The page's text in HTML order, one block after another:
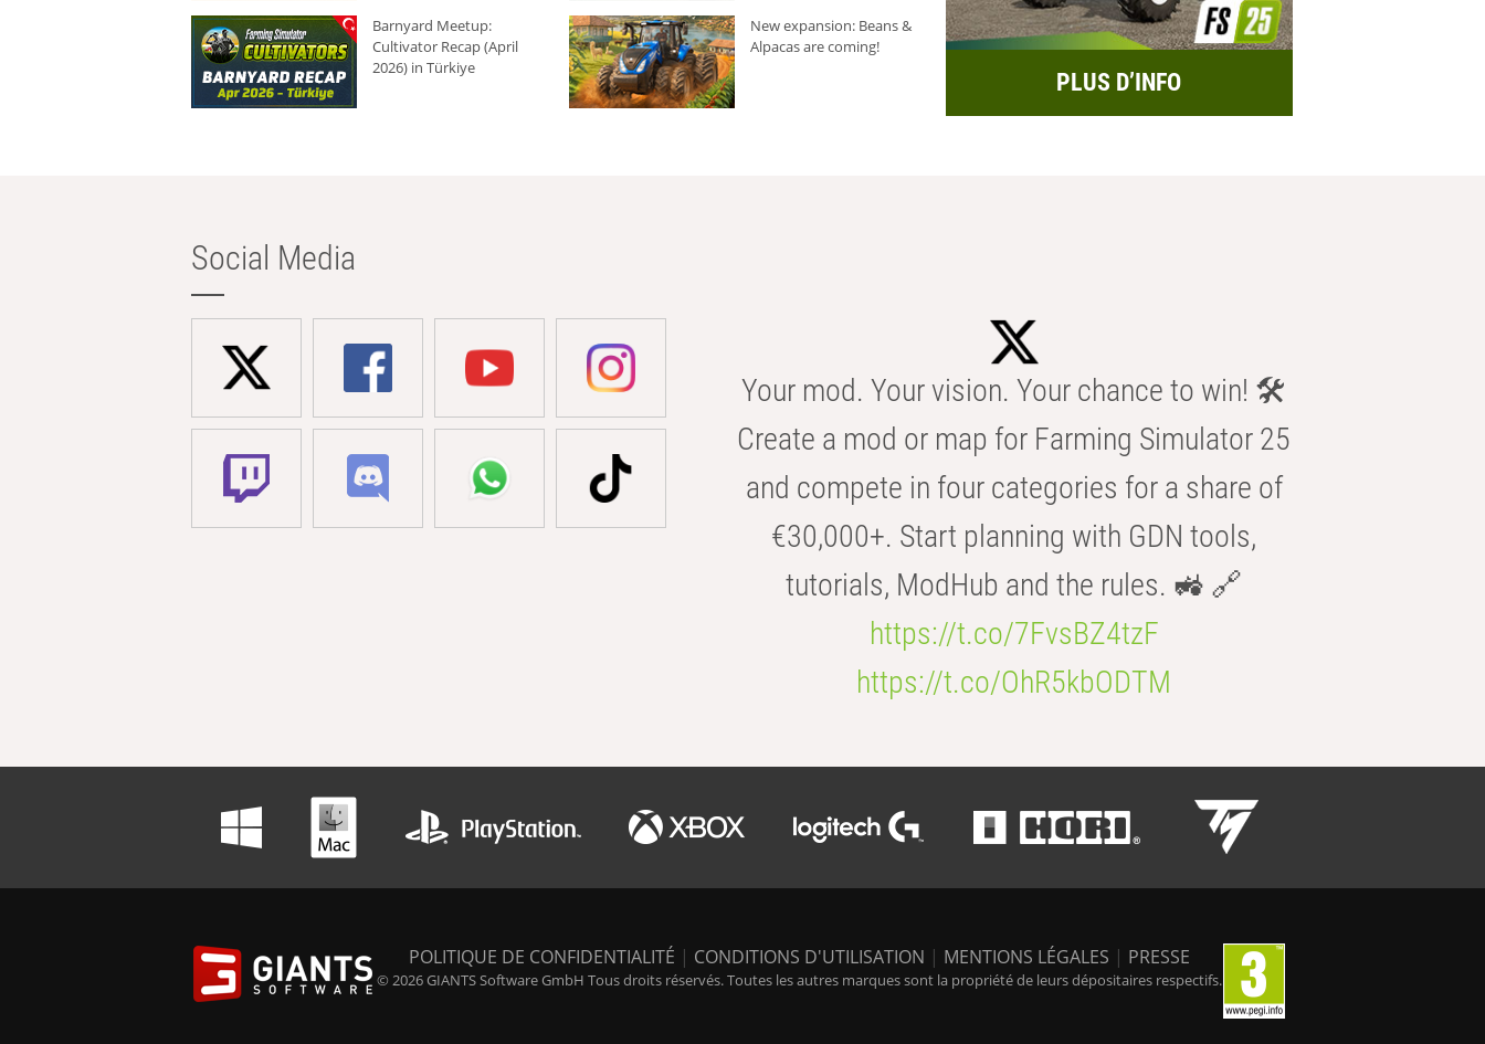
Barnyard Meetup:
Cultivator Recap (April
2026) in Türkiye
New expansion: Beans &
Alpacas are coming!
PLUS D’INFO
Social Media
Your mod. Your vision. Your chance to win! 🛠️
Create a mod or map for Farming Simulator 25
and compete in four categories for a share of
€30,000+. Start planning with GDN tools,
tutorials, ModHub and the rules. 🚜 🔗
https://t.co/7FvsBZ4tzF
https://t.co/OhR5kbODTM
POLITIQUE DE CONFIDENTIALITÉ | CONDITIONS D'UTILISATION | MENTIONS LÉGALES | PRESSE
© 2026 GIANTS Software GmbH Tous droits réservés. Toutes les autres marques sont la propriété de leurs dépositaires respectifs.